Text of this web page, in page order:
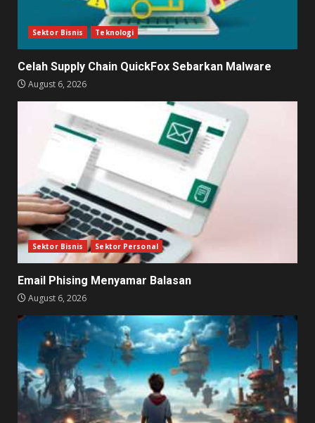
Sektor Bisnis Teknologi
Celah Supply Chain QuickFox Sebarkan Malware
August 6, 2026
Sektor Bisnis Sektor Personal
Email Phising Menyamar Balasan
August 6, 2026